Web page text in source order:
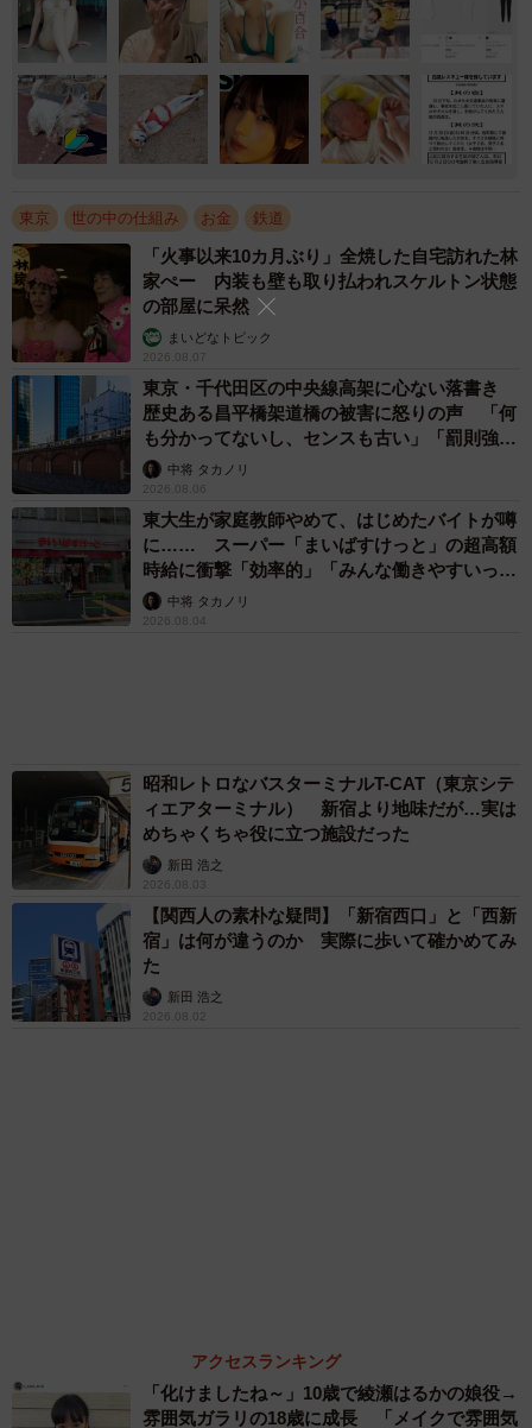
東京 世の中の仕組み お金 鉄道
「火事以来10カ月ぶり」全焼した自宅訪れた林
家ぺー 内装も壁も取り払われスケルトン状態
の部屋に呆然
まいどなトピック
2026.08.07
東京・千代田区の中央線高架に心ない落書き
歴史ある昌平橋架道橋の被害に怒りの声 「何
も分かってないし、センスも古い」「罰則強化
して」中将 タカノリ
2026.08.06
東大生が家庭教師やめて、はじめたバイトが噂
に…… スーパー「まいばすけっと」の超高額
時給に衝撃「効率的」「みんな働きやすいって
言ってる」
中将 タカノリ
2026.08.04
【関西人の素朴な疑問】「新宿西口」と「西新
宿」は何が違うのか 実際に歩いて確かめてみ
た
新田 浩之
アクセスランキング
「化けましたね～」10歳で綾瀬はるかの娘役→
雰囲気ガラリの18歳に成長 「メイクで雰囲気
が」「宝塚に入れそう」
72歳父、軽自動車で新潟から四国まで 65歳の
母と2人で3泊4日の旅 パーキングの休憩まで
分刻み… 「大学生でも組まねえよ！」